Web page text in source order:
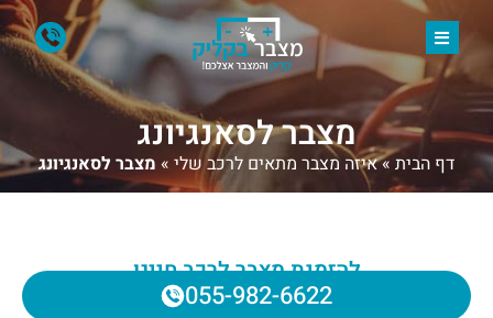
מצבר לסאנגיונג
דף הבית»איזה מצבר מתאים לרכב שלי » מצבר לסאנגיונג
להזמנת מצבר לרכב חייגו
055-982-6622